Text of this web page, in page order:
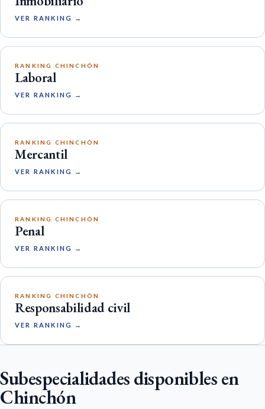
VER RANKING →
RANKING CHINCHÓN
Laboral
VER RANKING →
RANKING CHINCHÓN
Mercantil
VER RANKING →
RANKING CHINCHÓN
Penal
VER RANKING →
RANKING CHINCHÓN
Responsabilidad civil
VER RANKING →
Subespecialidades disponibles en
Chinchón